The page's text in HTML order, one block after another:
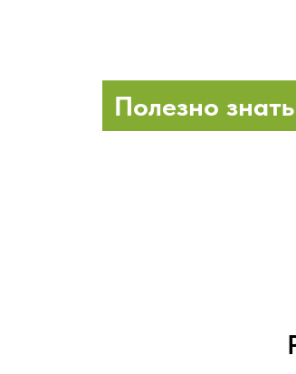
Полезно